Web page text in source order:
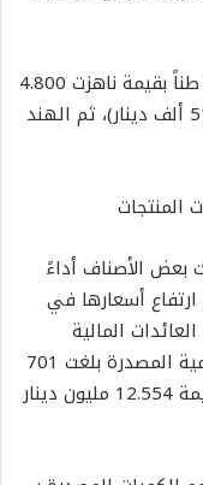
أما السوق الفرنسية، فقد استوردت 338 طناً بقيمة ناهزت 4.800
مليون دينار، تلتها إيطاليا بـ 167 طناً (515 ألف دينار)، ثم الهند
المنتجات
بعض الأصناف أداءً
أسعارها في
المالية
بإجمالي 20.343 مليون دينار، رغم أن الكمية المصدرة بلغت 701
طناً. وروجت تونس كميات من الفراولة بقيمة 12.554 مليون دينار